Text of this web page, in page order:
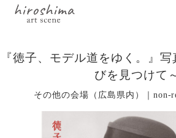
『徳子、モデル道をゆく。』
びを見つけて
その他の会場（広島県内）｜non-